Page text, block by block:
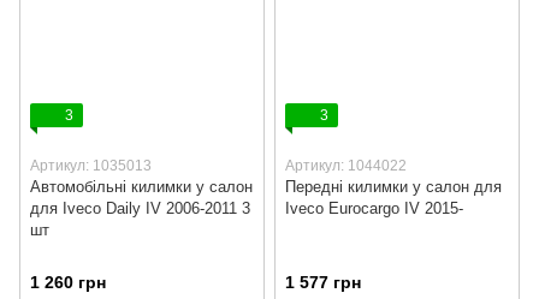
3
Артикул: 1035013
Автомобільні килимки у салон
для Iveco Daily IV 2006-2011 3
шт
1 260 грн
3
Артикул: 1044022
Передні килимки у салон для
Iveco Eurocargo IV 2015-
1 577 грн